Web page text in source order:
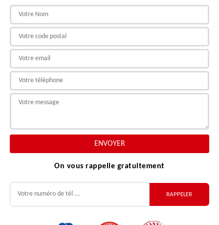
On vous rappelle gratuitement